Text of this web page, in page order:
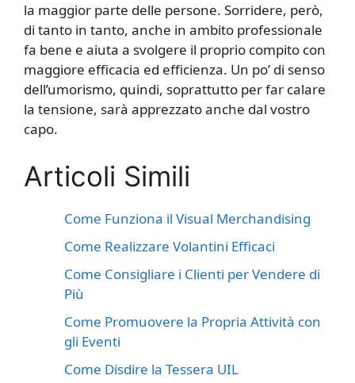
la maggior parte delle persone. Sorridere, però,
di tanto in tanto, anche in ambito professionale
fa bene e aiuta a svolgere il proprio compito con
maggiore efficacia ed efficienza. Un po’ di senso
dell’umorismo, quindi, soprattutto per far calare
la tensione, sarà apprezzato anche dal vostro
capo.
Articoli Simili
Come Funziona il Visual Merchandising
Come Realizzare Volantini Efficaci
Come Consigliare i Clienti per Vendere di
Più
Come Promuovere la Propria Attività con
gli Eventi
Come Disdire la Tessera UIL